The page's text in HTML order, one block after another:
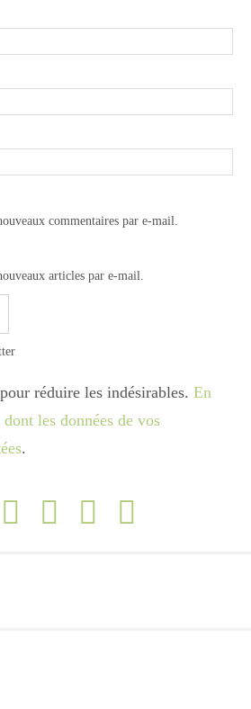
commentaires par e-mail.
articles par e-mail.
réduire les indésirables. En
les données de vos
.